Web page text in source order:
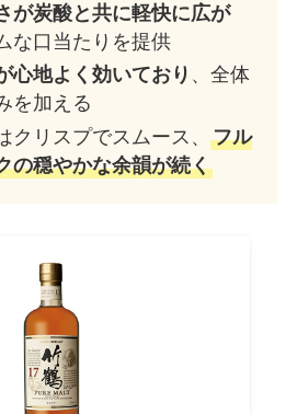
が炭酸と共に軽快に広が
な口当たりを提供
心地よく効いており 、全体
を加える
クリスプでスムース、 フル
の穏やかな余韻が続く